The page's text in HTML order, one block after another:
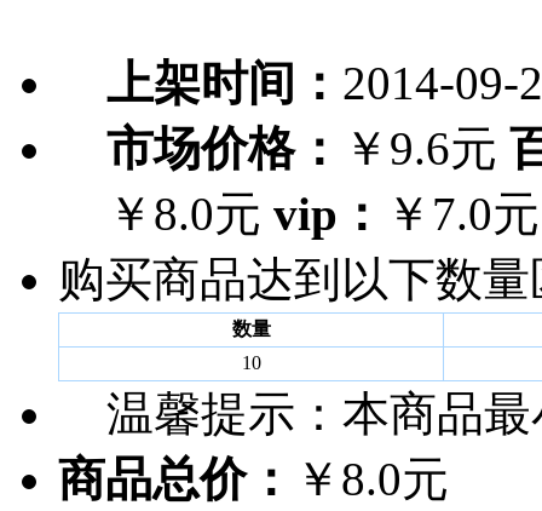
上架时间： 2014-09-
市场价格： ￥9.6元
￥8.0元 vip： ￥7.0元
购买商品达到以下数
数量
10
温馨提示： 本商品
商品总价： ￥8.0元